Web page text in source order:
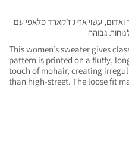
עשוי אריג ז׳קארד פלאפי עם
גבוהה
This women’s sweater gives
pattern is printed on a fluffy,
touch of mohair, creating
than high-street. The loose fit